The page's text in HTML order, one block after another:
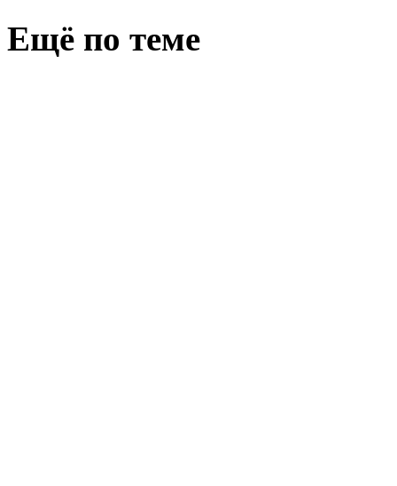
Ещё по теме